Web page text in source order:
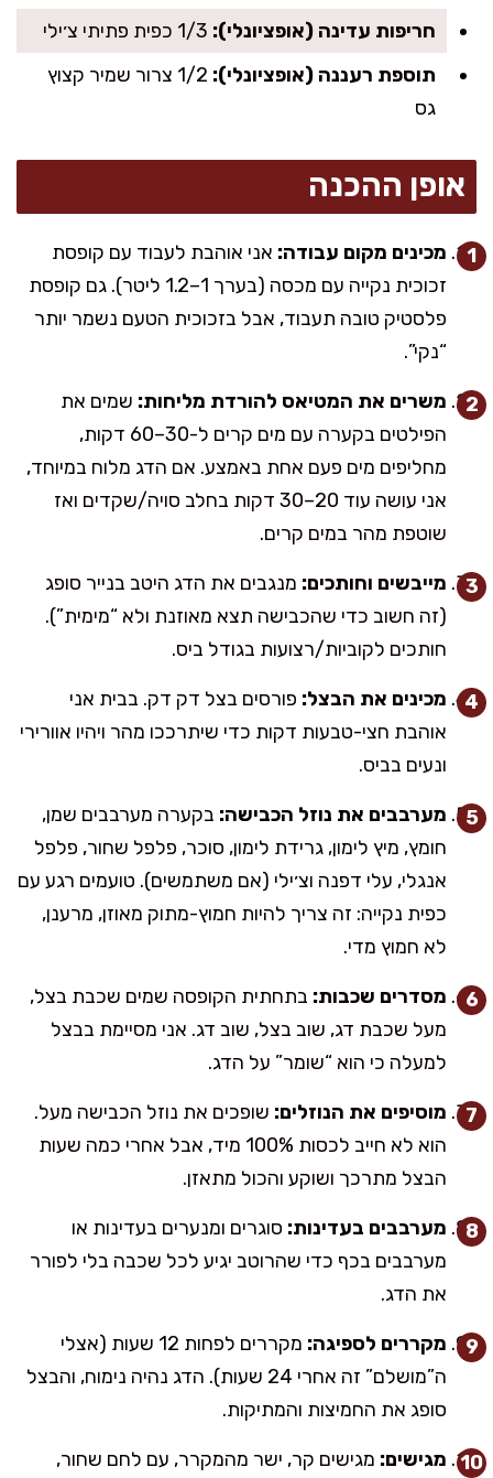
חריפות עדינה (אופציונלי):
תוספת רעננה (אופציונלי):
1/2 צרור שמיר קצוץ
גס
אופן ההכנה
מכינים מקום עבודה: אני אוהבת לעבוד עם קופסת
זכוכית נקייה עם מכסה (בערך 1–1.2 ליטר). גם קופסת
פלסטיק טובה תעבוד, אבל בזכוכית הטעם נשמר יותר
“נקי”.
משרים את המטיאס להורדת מליחות: שמים את
הפילטים בקערה עם מים קרים ל-30–60 דקות,
מחליפים מים פעם אחת באמצע. אם הדג מלוח במיוחד,
אני עושה עוד 20–30 דקות בחלב סויה/שקדים ואז
שוטפת מהר במים קרים.
מייבשים וחותכים: מנגבים את הדג היטב בנייר סופג
(זה חשוב כדי שהכבישה תצא מאוזנת ולא “מימית”).
חותכים לקוביות/רצועות בגודל ביס.
מכינים את הבצל: פורסים בצל דק דק. בבית אני
אוהבת חצי-טבעות דקות כדי שיתרככו מהר ויהיו אוורירי
ונעים בביס.
מערבבים את נוזל הכבישה: בקערה מערבבים שמן,
חומץ, מיץ לימון, גרידת לימון, סוכר, פלפל שחור, פלפל
אנגלי, עלי דפנה וצ׳ילי (אם משתמשים). טועמים רגע עם
כפית נקייה: זה צריך להיות חמוץ-מתוק מאוזן, מרענן,
לא חמוץ מדי.
מסדרים שכבות: בתחתית הקופסה שמים שכבת בצל,
מעל שכבת דג, שוב בצל, שוב דג. אני מסיימת בבצל
למעלה כי הוא “שומר” על הדג.
מוסיפים את הנוזלים: שופכים את נוזל הכבישה מעל.
הוא לא חייב לכסות 100% מיד, אבל אחרי כמה שעות
הבצל מתרכך ושוקע והכול מתאזן.
מערבבים בעדינות: סוגרים ומנערים בעדינות או
מערבבים בכף כדי שהרוטב יגיע לכל שכבה בלי לפורר
את הדג.
מקררים לספיגה:
מקררים לפחות 12 שעות (אצלי
ה”מושלם” זה אחרי 24 שעות). הדג נהיה נימוח, והבצל
סופג את החמיצות והמתיקות.
מגישים: מגישים קר, ישר מהמקרר, עם לחם שחור,